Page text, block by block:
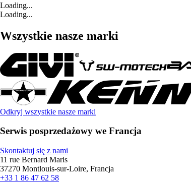
Loading...
Loading...
Wszystkie nasze marki
Odkryj wszystkie nasze marki
Serwis posprzedażowy we Francja
Skontaktuj się z nami
11 rue Bernard Maris
37270 Montlouis-sur-Loire, Francja
+33 1 86 47 62 58